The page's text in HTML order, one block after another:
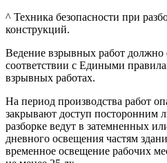
^ Техника безопасности при
конструкций.
Ведение взрывных работ должно
соответствии с Едиными
взрывных работах.
На период производства работ
закрывают доступ посторонним
разборке ведут в затемненных
дневного освещения частям
временное освещение рабочих